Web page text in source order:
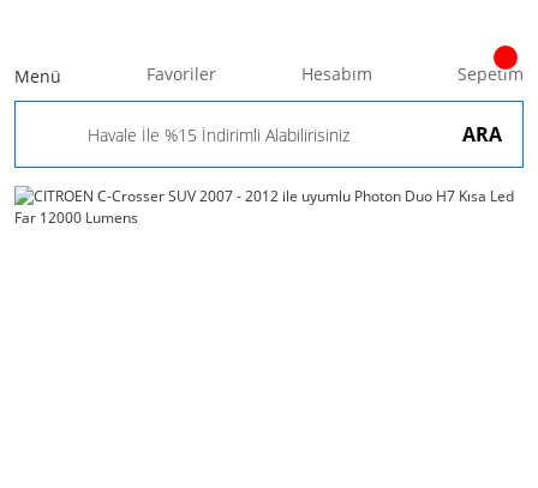
ARA
Menü Favoriler Hesabım Sepetim